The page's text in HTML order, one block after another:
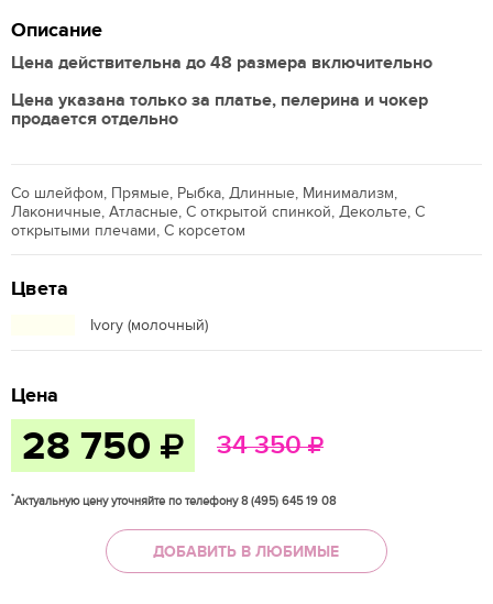
Описание
Цена действительна до 48 размера включительно
Цена указана только за платье, пелерина и чокер
продается отдельно
Со шлейфом, Прямые, Рыбка, Длинные, Минимализм,
Лаконичные, Атласные, С открытой спинкой, Декольте, С
открытыми плечами, С корсетом
Цвета
Ivory (молочный)
Цена
28 750 34 350
*Актуальную цену уточняйте по телефону 8 (495) 645 19 08
ДОБАВИТЬ В ЛЮБИМЫЕ